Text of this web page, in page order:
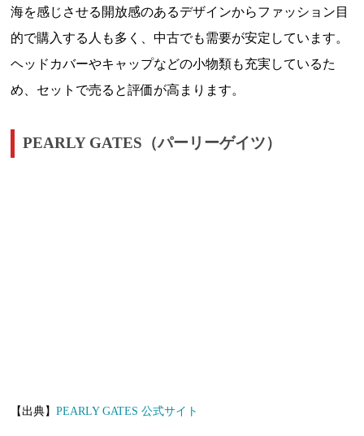
海を感じさせる開放感のあるデザインからファッション目
的で購入する人も多く、中古でも需要が安定しています。
ヘッドカバーやキャップなどの小物類も充実しているた
め、セットで売ると評価が高まります。
PEARLY GATES（パーリーゲイツ）
【出典】PEARLY GATES 公式サイト